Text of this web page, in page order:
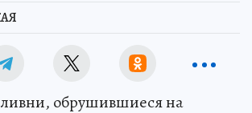
обрушившиеся на